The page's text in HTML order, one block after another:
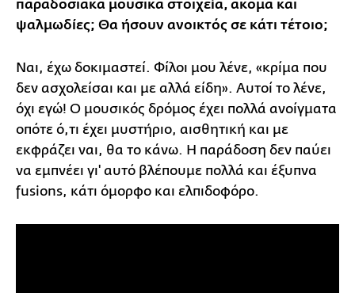
παραδοσιακά μουσικά στοιχεία, ακόμα και
ψαλμωδίες; Θα ήσουν ανοικτός σε κάτι τέτοιο;
Ναι, έχω δοκιμαστεί. Φίλοι μου λένε, «κρίμα που
δεν ασχολείσαι και με αλλά είδη». Αυτοί το λένε,
όχι εγώ! Ο μουσικός δρόμος έχει πολλά ανοίγματα
οπότε ό,τι έχει μυστήριο, αισθητική και με
εκφράζει ναι, θα το κάνω. Η παράδοση δεν παύει
να εμπνέει γι' αυτό βλέπουμε πολλά και έξυπνα
fusions, κάτι όμορφο και ελπιδοφόρο.